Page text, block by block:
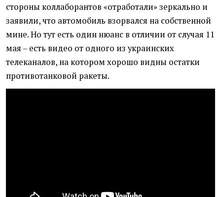
стороны коллаборантов «отработали» зеркально и
заявили, что автомобиль взорвался на собственной
мине. Но тут есть один нюанс в отличии от случая 11
мая – есть видео от одного из украинских
телеканалов, на котором хорошо видны остатки
противотанковой ракеты.